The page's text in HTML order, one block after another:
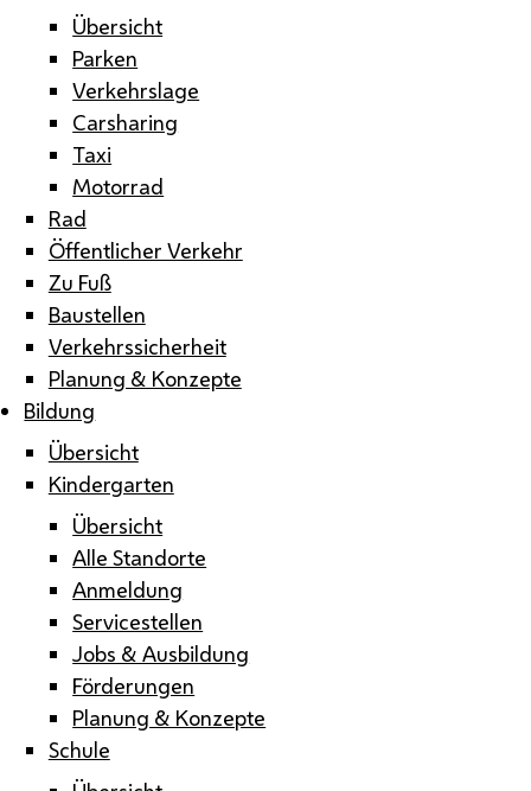
Übersicht
Parken
Verkehrslage
Carsharing
Taxi
Motorrad
Rad
Öffentlicher Verkehr
Zu Fuß
Baustellen
Verkehrssicherheit
Planung & Konzepte
Bildung
Übersicht
Kindergarten
Übersicht
Alle Standorte
Anmeldung
Servicestellen
Jobs & Ausbildung
Förderungen
Planung & Konzepte
Schule